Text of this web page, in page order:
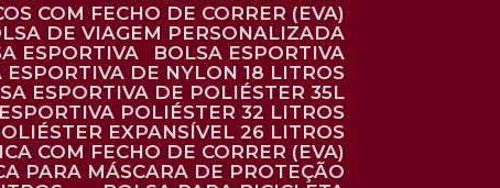
COM FECHO DE CORRER (EVA)
DE VIAGEM PERSONALIZADA
ESPORTIVA
BOLSA ESPORTIVA
ESPORTIVA DE NYLON 18 LITROS
ESPORTIVA DE POLIÉSTER 35L
ESPORTIVA POLIÉSTER 32 LITROS
EXPANSÍVEL 26 LITROS
COM FECHO DE CORRER (EVA)
PARA MÁSCARA DE PROTEÇÃO